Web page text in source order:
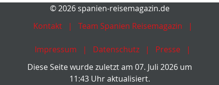
© 2026 spanien-reisemagazin.de
Kontakt
Team Spanien Reisemagazin
Impressum Datenschutz
Presse
Diese Seite wurde zuletzt am 07. Juli 2026 um
11:43 Uhr aktualisiert.